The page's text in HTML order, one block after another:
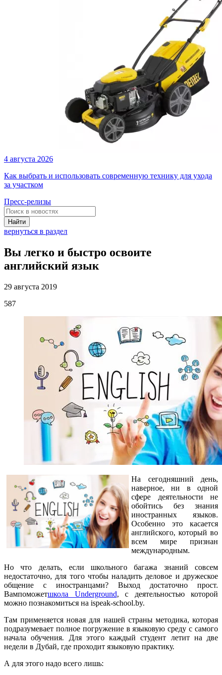
4 августа 2026
Как выбрать и использовать современную технику для ухода
за участком
Пресс-релизы
Найти
вернуться в раздел
Вы легко и быстро освоите
английский язык
29 августа 2019
587
На сегодняшний день,
наверное, ни в одной
сфере деятельности не
обойтись без знания
иностранных языков.
Особенно это касается
английского, который во
всем мире признан
международным.
Но что делать, если школьного багажа знаний совсем
недостаточно, для того чтобы наладить деловое и дружеское
общение с иностранцами? Выход достаточно прост.
Вампоможетшкола Underground, с деятельностью которой
можно познакомиться на ispeak-school.by.
Там применяется новая для нашей страны методика, которая
подразумевает полное погружение в языковую среду с самого
начала обучения. Для этого каждый студент летит на две
недели в Дубай, где проходит языковую практику.
А для этого надо всего лишь: